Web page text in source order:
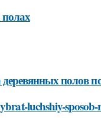
полов
luchshiy-